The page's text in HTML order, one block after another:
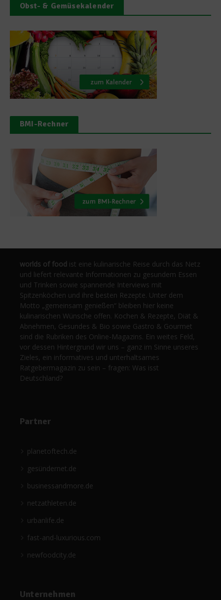
Obst- & Gemüsekalender
BMI-Rechner
worlds of food ist eine kulinarische Reise durch das Netz
und liefert relevante Informationen zu gesundem Essen
und Trinken sowie spannende Interviews mit
Spitzenköchen und ihre besten Rezepte. Unter dem
Motto „gemeinsam genießen“ bleiben hier keine
kulinarischen Wünsche offen. Kochen & Rezepte, Diät &
Abnehmen, Gesundes & Bio sowie Gastro & Gourmet
sind die Rubriken des Online-Magazins. Ein weites Feld,
vor dessen Hintergrund wir uns – ganz im Sinne unseres
Zieles, ein informatives und unterhaltsames
Ratgebermagazin zu sein – fragen: Was isst
Deutschland?
Partner
planetoftech.de
gesündernet.de
businessandmore.de
netzathleten.de
urbanlife.de
fast-and-luxurious.com
newfoodcity.de
Unternehmen